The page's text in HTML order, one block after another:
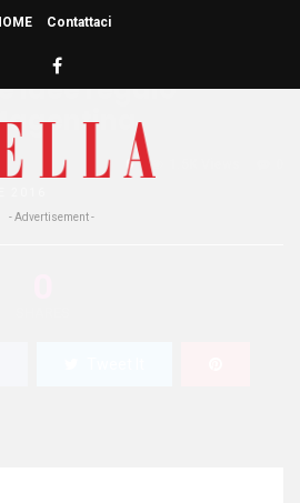
Contattaci
- Advertisement -
idee regalo
0